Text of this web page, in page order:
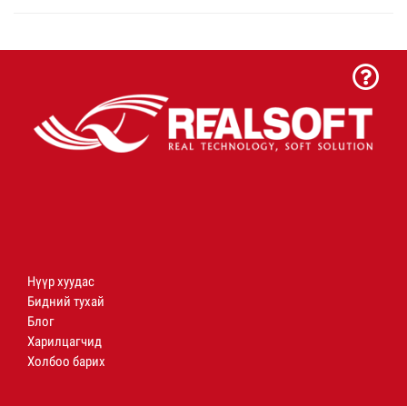
Нүүр хуудас
Бидний тухай
Блог
Харилцагчид
Холбоо барих